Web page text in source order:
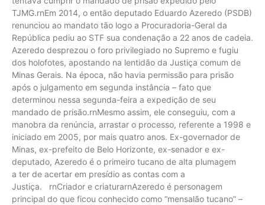
TJMG.rnEm 2014, o então deputado Eduardo Azeredo (PSDB)
renunciou ao mandato tão logo a Procuradoria-Geral da
República pediu ao STF sua condenação a 22 anos de cadeia.
Azeredo desprezou o foro privilegiado no Supremo e fugiu
dos holofotes, apostando na lentidão da Justiça comum de
Minas Gerais. Na época, não havia permissão para prisão
após o julgamento em segunda instância – fato que
determinou nessa segunda-feira a expedição de seu
mandado de prisão.rnMesmo assim, ele conseguiu, com a
manobra da renúncia, arrastar o processo, referente a 1998 e
iniciado em 2005, por mais quatro anos. Ex-governador de
Minas, ex-prefeito de Belo Horizonte, ex-senador e ex-
deputado, Azeredo é o primeiro tucano de alta plumagem
a ter de acertar em presídio as contas com a
Justiça. rnCriador e criaturarnAzeredo é personagem
principal do que ficou conhecido como “mensalão tucano” –